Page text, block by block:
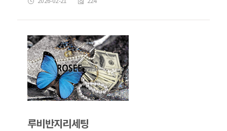
루비반지리세팅